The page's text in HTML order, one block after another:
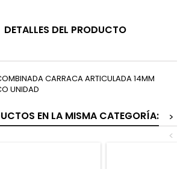
DETALLES DEL PRODUCTO
CARRACA ARTICULADA 14MM
UNIDAD
EN LA MISMA CATEGORÍA:
>
<